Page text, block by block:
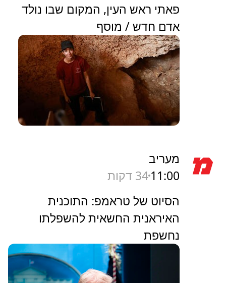
פאתי ראש העין, המקום שבו נולד
אדם חדש / מוסף
מעריב
11:0034 דקות
הסיוט של טראמפ: התוכנית
האיראנית החשאית להשפלתו
נחשפת